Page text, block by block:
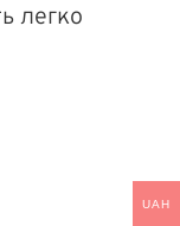
легко
UAH